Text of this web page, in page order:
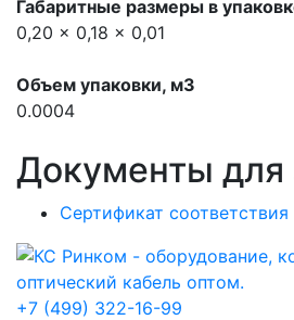
Габаритные размеры в
0,20 x 0,18 x 0,01
Объем упаковки, м3
0.0004
Документы для
Сертификат соответствия
+7 (499) 322-16-99